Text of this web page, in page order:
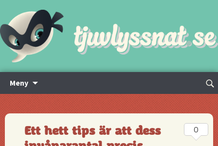
Meny
innehåll
Sök
Ett hett tips är att dess
0